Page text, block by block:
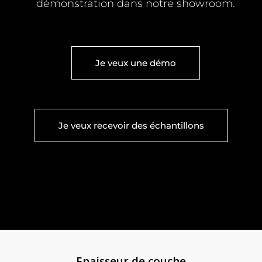
démonstration dans notre showroom.
Je veux une démo
Je veux recevoir des échantillons